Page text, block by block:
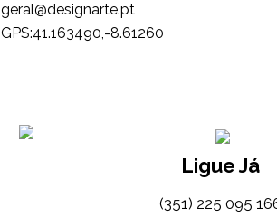
tp.etrangised@lareg
GPS:41.163490,-8.61260
Ligue Já
(351) 225 095